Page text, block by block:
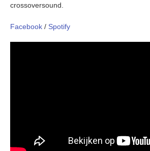
crossoversound.
Facebook / Spotify